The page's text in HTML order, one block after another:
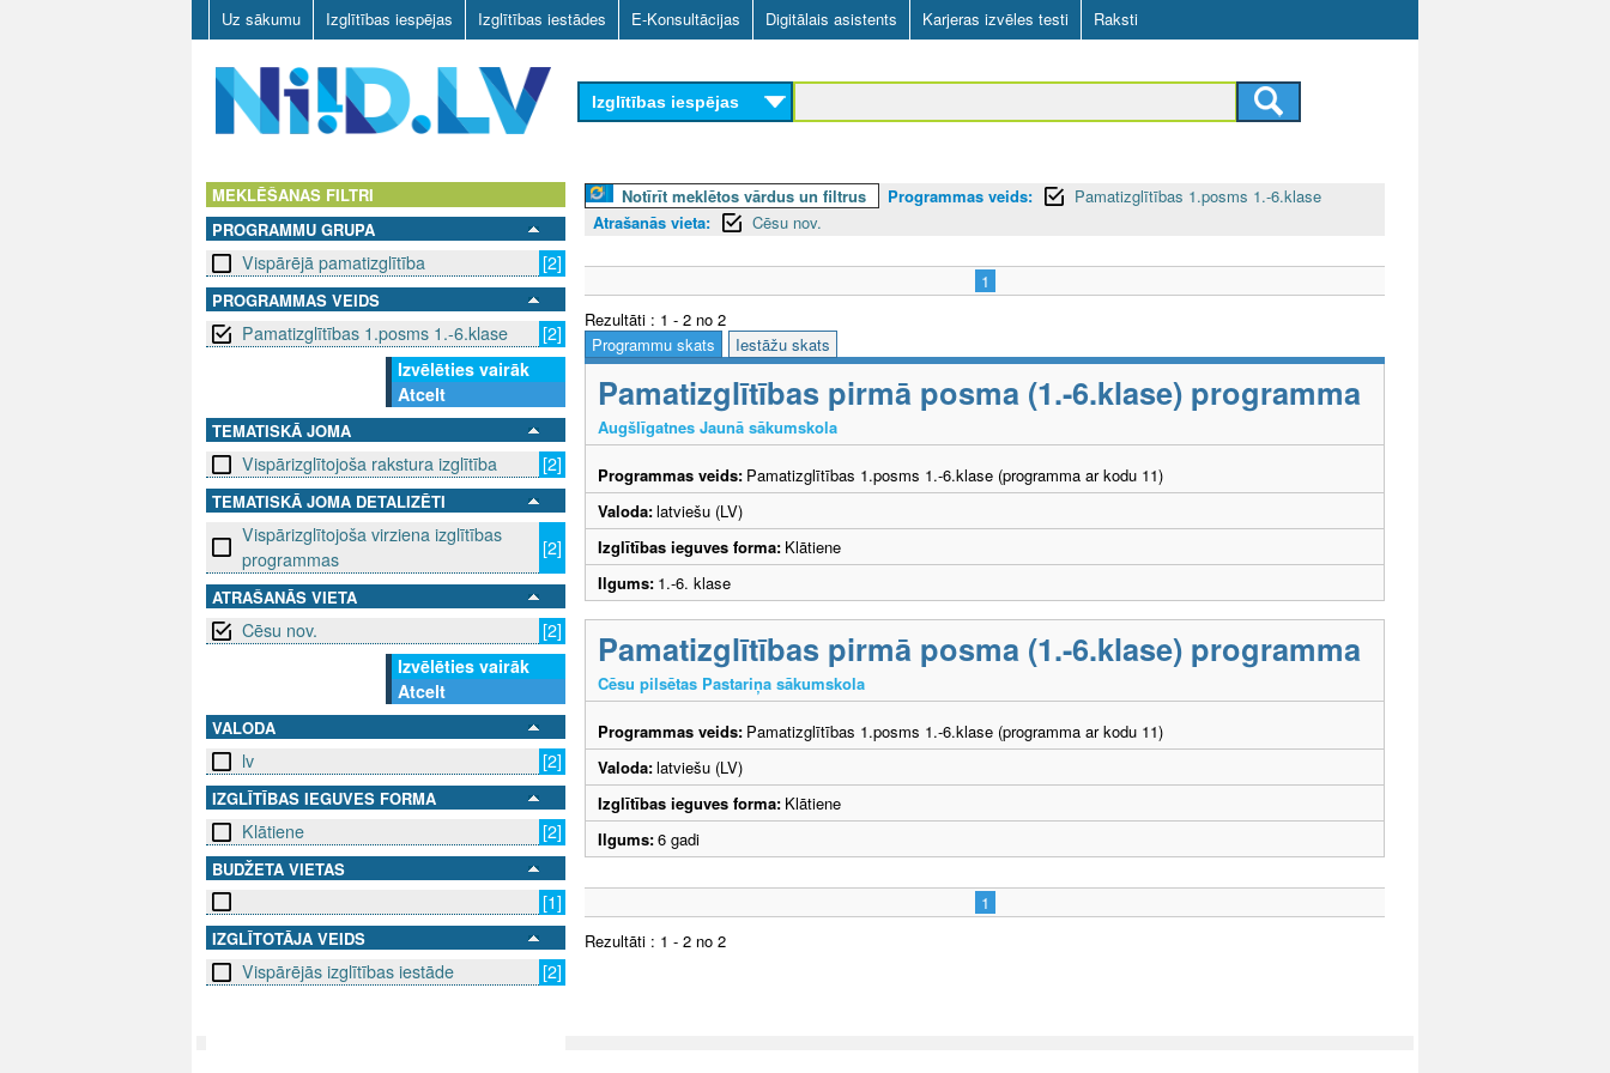
Skip
to
main
content
Uz sākumu Izglītības iespējas Izglītības iestādes E-Konsultācijas Digitālais asistents Karjeras izvēles testi Raksti
D
V
Izglītības iespējas
MEKLĒŠANAS FILTRI
PROGRAMMU GRUPA
Vispārējā pamatizglītība [2]
PROGRAMMAS VEIDS
Pamatizglītības 1.posms 1.-6.klase
[2]
Izvēlēties vairāk
Atcelt
TEMATISKĀ JOMA
Vispārizglītojoša rakstura izglītība [2]
TEMATISKĀ JOMA DETALIZĒTI
Vispārizglītojoša virziena izglītības
programmas
[2]
ATRAŠANĀS VIETA
Cēsu nov.
[2]
Izvēlēties vairāk
Atcelt
VALODA
lv [2]
IZGLĪTĪBAS IEGUVES FORMA
Klātiene [2]
BUDŽETA VIETAS
[1]
IZGLĪTOTĀJA VEIDS
Vispārējās izglītības iestāde [2]
Notīrīt meklētos vārdus un filtrus Programmas veids:
Pamatizglītības 1.posms 1.-6.klase
Atrašanās vieta:
Cēsu nov.
1
Rezultāti : 1 - 2 no 2
Programmu skats
Iestāžu skats
Pamatizglītības pirmā posma (1.-6.klase) programma
Augšlīgatnes Jaunā sākumskola
Programmas veids: Pamatizglītības 1.posms 1.-6.klase (programma ar kodu 11)
Valoda:latviešu (LV)
Izglītības ieguves forma: Klātiene
Ilgums: 1.-6. klase
Pamatizglītības pirmā posma (1.-6.klase) programma
Cēsu pilsētas Pastariņa sākumskola
Programmas veids: Pamatizglītības 1.posms 1.-6.klase (programma ar kodu 11)
Valoda:latviešu (LV)
Izglītības ieguves forma: Klātiene
Ilgums:6 gadi
1
Rezultāti : 1 - 2 no 2